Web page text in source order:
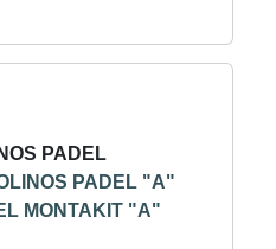
PADEL
PADEL "A"
MONTAKIT "A"